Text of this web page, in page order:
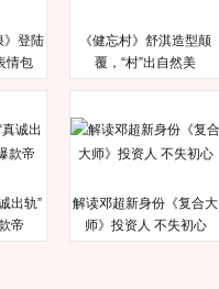
》登陆
情包
《健忘村》舒淇造型颠
覆，“村”出自然美
出轨”
帝
解读邓超新身份《复合大
师》投资人 不失初心